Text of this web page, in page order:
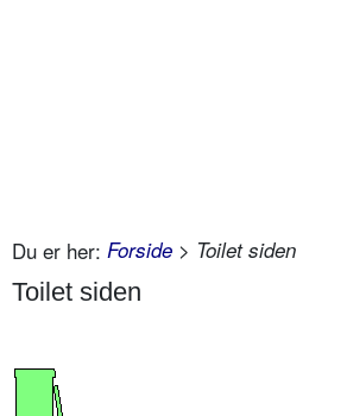
Du er her: Forside > Toilet siden
Toilet siden